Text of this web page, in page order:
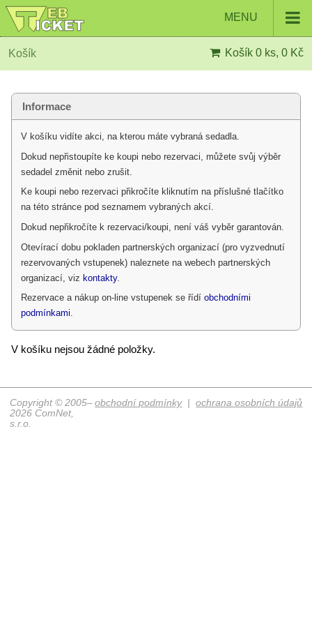
MENU
Košík Košík 0 ks, 0 Kč
Informace
V košíku vidíte akci, na kterou máte vybraná sedadla.
Dokud nepřistoupíte ke koupi nebo rezervaci, můžete svůj výběr
sedadel změnit nebo zrušit.
Ke koupi nebo rezervaci přikročíte kliknutím na příslušné tlačítko
na této stránce pod seznamem vybraných akcí.
Dokud nepřikročíte k rezervaci/koupi, není váš vyběr garantován.
Otevírací dobu pokladen partnerských organizací (pro vyzvednutí
rezervovaných vstupenek) naleznete na webech partnerských
organizací, vizkontakty.
Rezervace a nákup on-line vstupenek se řídíobchodními
podmínkami.
V košíku nejsou žádné položky.
obchodní podmínky|ochrana osobních údajů
Copyright © 2005–
2026 ComNet,
s.r.o.